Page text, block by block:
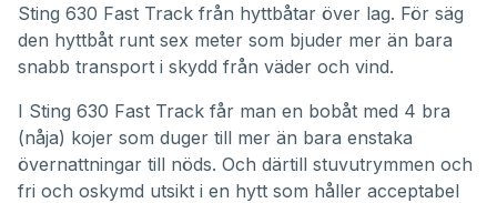
Sting 630 Fast Track från hyttbåtar över lag. För säg
den hyttbåt runt sex meter som bjuder mer än bara
snabb transport i skydd från väder och vind.
I Sting 630 Fast Track får man en bobåt med 4 bra
(nåja) kojer som duger till mer än bara enstaka
övernattningar till nöds. Och därtill stuvutrymmen och
fri och oskymd utsikt i en hytt som håller acceptabel